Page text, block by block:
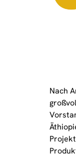
Nach